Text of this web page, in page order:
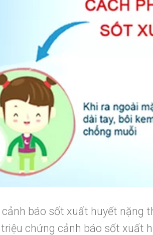
cảnh báo sốt xuất huyết nặng
chứng cảnh báo sốt xuất